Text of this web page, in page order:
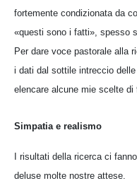
fortemente condizionata da
«questi sono i fatti», spesso
Per dare voce pastorale alla
i dati dal sottile intreccio
elencare alcune mie scelte di
Simpatia e realismo
I risultati della ricerca ci
deluse molte nostre attese.